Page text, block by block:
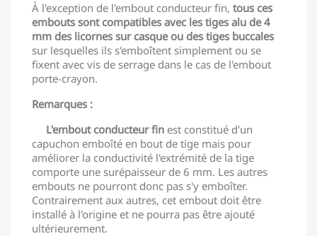
À l'exception de l'embout conducteur fin, tous ces
embouts sont compatibles avec les tiges alu de 4
mm des licornes sur casque ou des tiges buccales
sur lesquelles ils s'emboîtent simplement ou se
fixent avec vis de serrage dans le cas de l'embout
porte-crayon.
Remarques :
L'embout conducteur fin est constitué d'un
capuchon emboîté en bout de tige mais pour
améliorer la conductivité l'extrémité de la tige
comporte une surépaisseur de 6 mm. Les autres
embouts ne pourront donc pas s'y emboîter.
Contrairement aux autres, cet embout doit être
installé à l'origine et ne pourra pas être ajouté
ultérieurement.